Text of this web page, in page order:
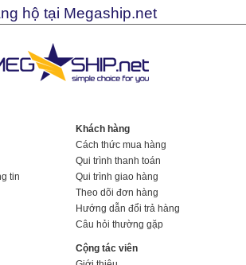
hộ tại Megaship.net
tin
Khách hàng
Cách thức mua hàng
Qui trình thanh toán
Qui trình giao hàng
Theo dõi đơn hàng
Hướng dẫn đổi trả hàng
Câu hỏi thường gặp
Cộng tác viên